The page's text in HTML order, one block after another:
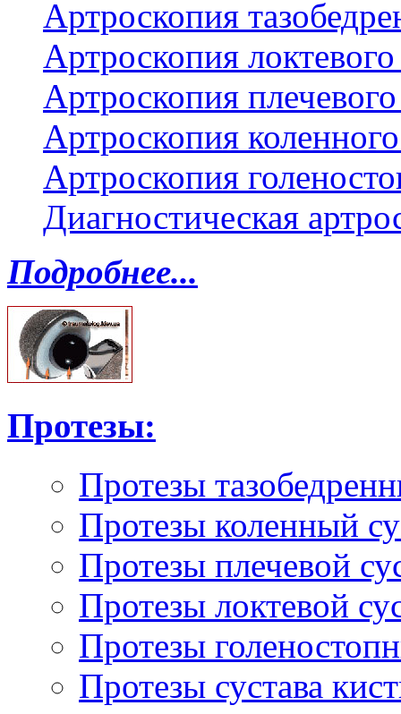
Артроскопия
Артроскопия
Артроскопия
Артроскопия
Артроскопия
Диагностическая
Подробнее...
Протезы:
Протезы
Протезы коленный
Протезы плечевой
Протезы локтевой
Протезы
Протезы сустава